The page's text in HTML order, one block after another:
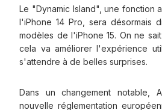
Le "Dynamic Island", une fonction
l'iPhone 14 Pro, sera désormais
modèles de l'iPhone 15. On ne
cela va améliorer l'expérience
s'attendre à de belles surprises.
Dans un changement notable,
nouvelle réglementation